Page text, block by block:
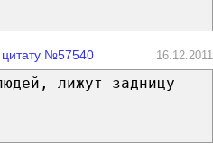
№57540 16.12.2011
лижут задницу